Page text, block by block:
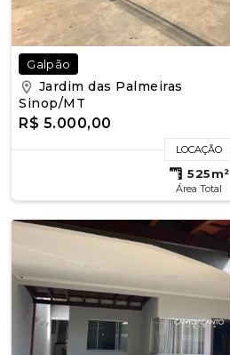
Galpão
Jardim das Palmeiras
Sinop/MT
R$ 5.000,00
LOCAÇÃO
525m²
Área Total